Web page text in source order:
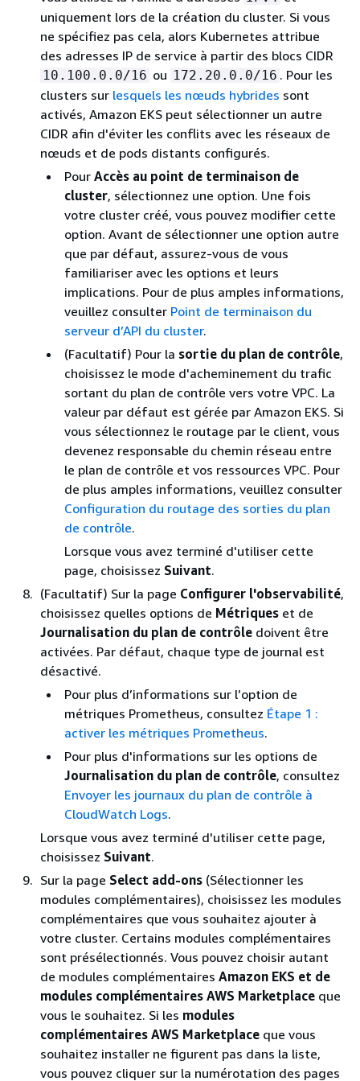
uniquement lors de la création du cluster. Si vous
ne spécifiez pas cela, alors Kubernetes attribue
des adresses IP de service à partir des blocs CIDR
10.100.0.0/16 ou 172.20.0.0/16 . Pour les
clusters sur lesquels les nœuds hybrides sont
activés, Amazon EKS peut sélectionner un autre
CIDR afin d'éviter les conflits avec les réseaux de
nœuds et de pods distants configurés.
Pour Accès au point de terminaison de
cluster, sélectionnez une option. Une fois
votre cluster créé, vous pouvez modifier cette
option. Avant de sélectionner une option autre
que par défaut, assurez-vous de vous
familiariser avec les options et leurs
implications. Pour de plus amples informations,
veuillez consulter Point de terminaison du
serveur d’API du cluster.
(Facultatif) Pour la sortie du plan de contrôle,
choisissez le mode d'acheminement du trafic
sortant du plan de contrôle vers votre VPC. La
valeur par défaut est gérée par Amazon EKS. Si
vous sélectionnez le routage par le client, vous
devenez responsable du chemin réseau entre
le plan de contrôle et vos ressources VPC. Pour
de plus amples informations, veuillez consulter
Configuration du routage des sorties du plan
de contrôle.
Lorsque vous avez terminé d'utiliser cette
page, choisissez Suivant.
(Facultatif) Sur la page Configurer l'observabilité,
choisissez quelles options de Métriques et de
Journalisation du plan de contrôle doivent être
activées. Par défaut, chaque type de journal est
désactivé.
Pour plus d’informations sur l’option de
métriques Prometheus, consultez Étape 1 :
activer les métriques Prometheus.
Pour plus d'informations sur les options de
Journalisation du plan de contrôle, consultez
Envoyer les journaux du plan de contrôle à
CloudWatch Logs.
Lorsque vous avez terminé d'utiliser cette page,
choisissez Suivant.
Sur la page Select add-ons (Sélectionner les
modules complémentaires), choisissez les modules
complémentaires que vous souhaitez ajouter à
votre cluster. Certains modules complémentaires
sont présélectionnés. Vous pouvez choisir autant
de modules complémentaires Amazon EKS et de
modules complémentaires AWS Marketplace que
vous le souhaitez. Si les modules
complémentaires AWS Marketplace que vous
souhaitez installer ne figurent pas dans la liste,
vous pouvez cliquer sur la numérotation des pages